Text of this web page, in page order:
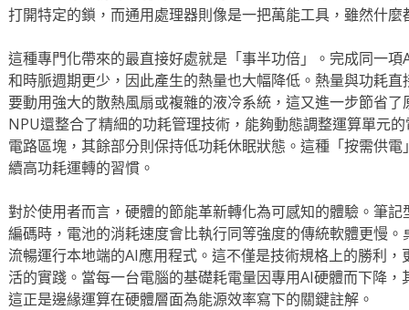
打開特定的鎖，而通用處理器則像是一把萬能工具，雖然什
這種專門化帶來的最直接好處就是「事半功倍」。完成同一
和時脈週期更少，因此產生的熱量也大幅降低。熱量與功耗
要動用強大的散熱風扇或複雜的液冷系統，這又進一步節省
NPU還整合了精細的功耗管理技術，能夠動態調整運算單元
電路區塊，其餘部分則保持低功耗休眠狀態。這種「按需供
續高功耗運轉的習慣。
對於使用者而言，硬體的節能革新轉化為可感知的體驗。筆
編碼時，電池的消耗速度會比執行同等強度的傳統軟體更慢
流暢運行本地端的AI應用程式。這不僅是技術規格上的勝利
活的實踐。當每一台電腦的基礎耗電量因專用AI硬體而下降
這正是邊緣運算在硬體層面為能源效率寫下的關鍵註解。